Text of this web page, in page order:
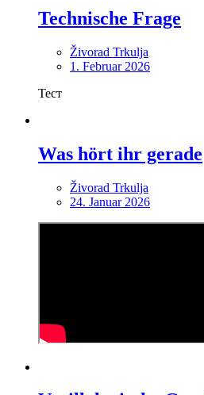
Technische Frage
Živorad Trkulja
1. Februar 2026
Тест
Was hört ihr gerade
Živorad Trkulja
24. Januar 2026